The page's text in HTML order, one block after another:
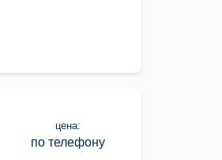
цена:
по телефону